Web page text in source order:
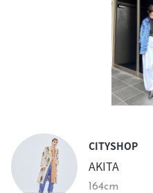
CITYSHOP
AKITA
164cm